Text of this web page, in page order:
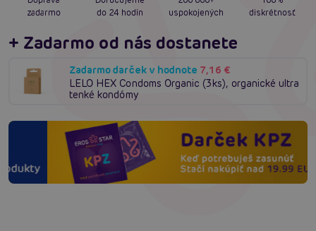
zadarmo
do 24 hodín
uspokojených
diskrétnosť
+ Zadarmo od nás dostanete
Zadarmo darček v hodnote 7,16 €
LELO HEX Condoms Organic (3ks), organické ultra
tenké kondómy